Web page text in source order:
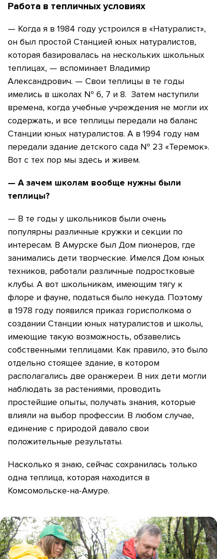
Работа в тепличных условиях
— Когда я в 1984 году устроился в «Натуралист»,
он был простой Станцией юных натуралистов,
которая базировалась на нескольких школьных
теплицах, — вспоминает Владимир
Александрович. — Свои теплицы в те годы
имелись в школах № 6, 7 и 8. Затем наступили
времена, когда учебные учреждения не могли их
содержать, и все теплицы передали на баланс
Станции юных натуралистов. А в 1994 году нам
передали здание детского сада № 23 «Теремок».
Вот с тех пор мы здесь и живем.
— А зачем школам вообще нужны были
теплицы?
— В те годы у школьников были очень
популярны различные кружки и секции по
интересам. В Амурске был Дом пионеров, где
занимались дети творческие. Имелся Дом юных
техников, работали различные подростковые
клубы. А вот школьникам, имеющим тягу к
флоре и фауне, податься было некуда. Поэтому
в 1978 году появился приказ горисполкома о
создании Станции юных натуралистов и школы,
имеющие такую возможность, обзавелись
собственными теплицами. Как правило, это было
отдельно стоящее здание, в котором
располагались две оранжереи. В них дети могли
наблюдать за растениями, проводить
простейшие опыты, получать знания, которые
влияли на выбор профессии. В любом случае,
единение с природой давало свои
положительные результаты.
Насколько я знаю, сейчас сохранилась только
одна теплица, которая находится в
Комсомольске-на-Амуре.